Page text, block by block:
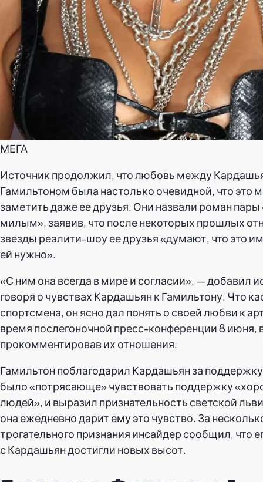
МЕГА
Источник продолжил, что любовь между
Гамильтоном была настолько очевидной, что это
заметить даже ее друзья. Они назвали роман пары
милым», заявив, что после некоторых прошлых
звезды реалити-шоу ее друзья «думают, что это
ей нужно».
«С ним она всегда в мире и согласии», — добавил
говоря о чувствах Кардашьян к Гамильтону. Что
спортсмена, он ясно дал понять о своей любви к
время послегоночной пресс-конференции 8 июня,
прокомментировав их отношения.
Гамильтон поблагодарил Кардашьян за
было «потрясающе» чувствовать поддержку
людей», и выразил признательность светской
она ежедневно дарит ему это чувство. За
трогательного признания инсайдер сообщил, что
с Кардашьян достигли новых высот.